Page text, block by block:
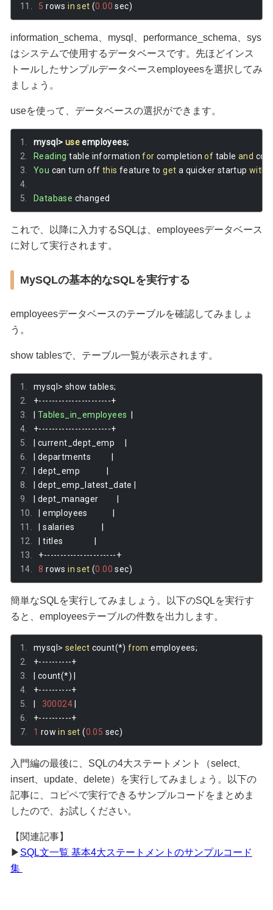
5 rows in set (0.00 sec)
information_schema、mysql、performance_schema、sys
はシステムで使用するデータベースです。先ほどインス
トールしたサンプルデータベースemployeesを選択してみ
ましょう。
useを使って、データベースの選択ができます。
mysql > use employees;
Reading table information for completion of table and
You can turn off this feature to get a quicker startup with
Database changed
これで、以降に入力するSQLは、employeesデータベース
に対して実行されます。
MySQLの基本的なSQLを実行する
employeesデータベースのテーブルを確認してみましょ
う。
show tablesで、テーブル一覧が表示されます。
mysql > show tables;
+----------------------+
Tables_in_employees
+----------------------+
current_dept_emp
departments
dept_emp
dept_emp_latest_date
dept_manager
employees
salaries
titles
+----------------------+
8 rows in set (0.00 sec)
簡単なSQLを実行してみましょう。以下のSQLを実行す
ると、employeesテーブルの件数を出力します。
mysql > select count(*) from employees;
+----------+
count(*)
+----------+
300024
+----------+
1 row in set (0.05 sec)
入門編の最後に、SQLの4大ステートメント（select、
insert、update、delete）を実行してみましょう。以下の
記事に、コピペで実行できるサンプルコードをまとめま
したので、お試しください。
【関連記事】
▶ SQL文一覧 基本4大ステートメントのサンプルコード
集